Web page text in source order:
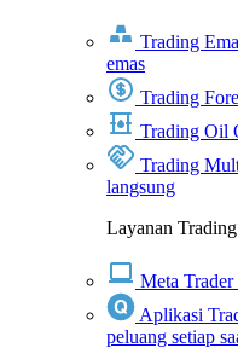
Trading
emas
Trading
Trading Oil
Trading
langsung
Layanan Trading
Meta Trader
Aplikasi
peluang setiap